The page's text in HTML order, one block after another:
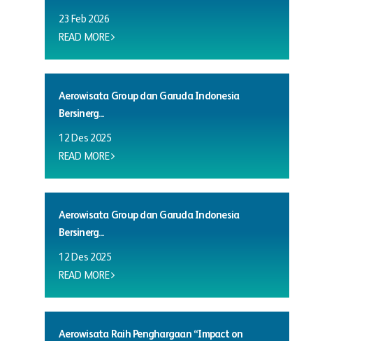
23 Feb 2026
READ MORE
Aerowisata Group dan Garuda Indonesia
Bersinerg...
12 Des 2025
READ MORE
Aerowisata Group dan Garuda Indonesia
Bersinerg...
12 Des 2025
READ MORE
Aerowisata Raih Penghargaan “Impact on